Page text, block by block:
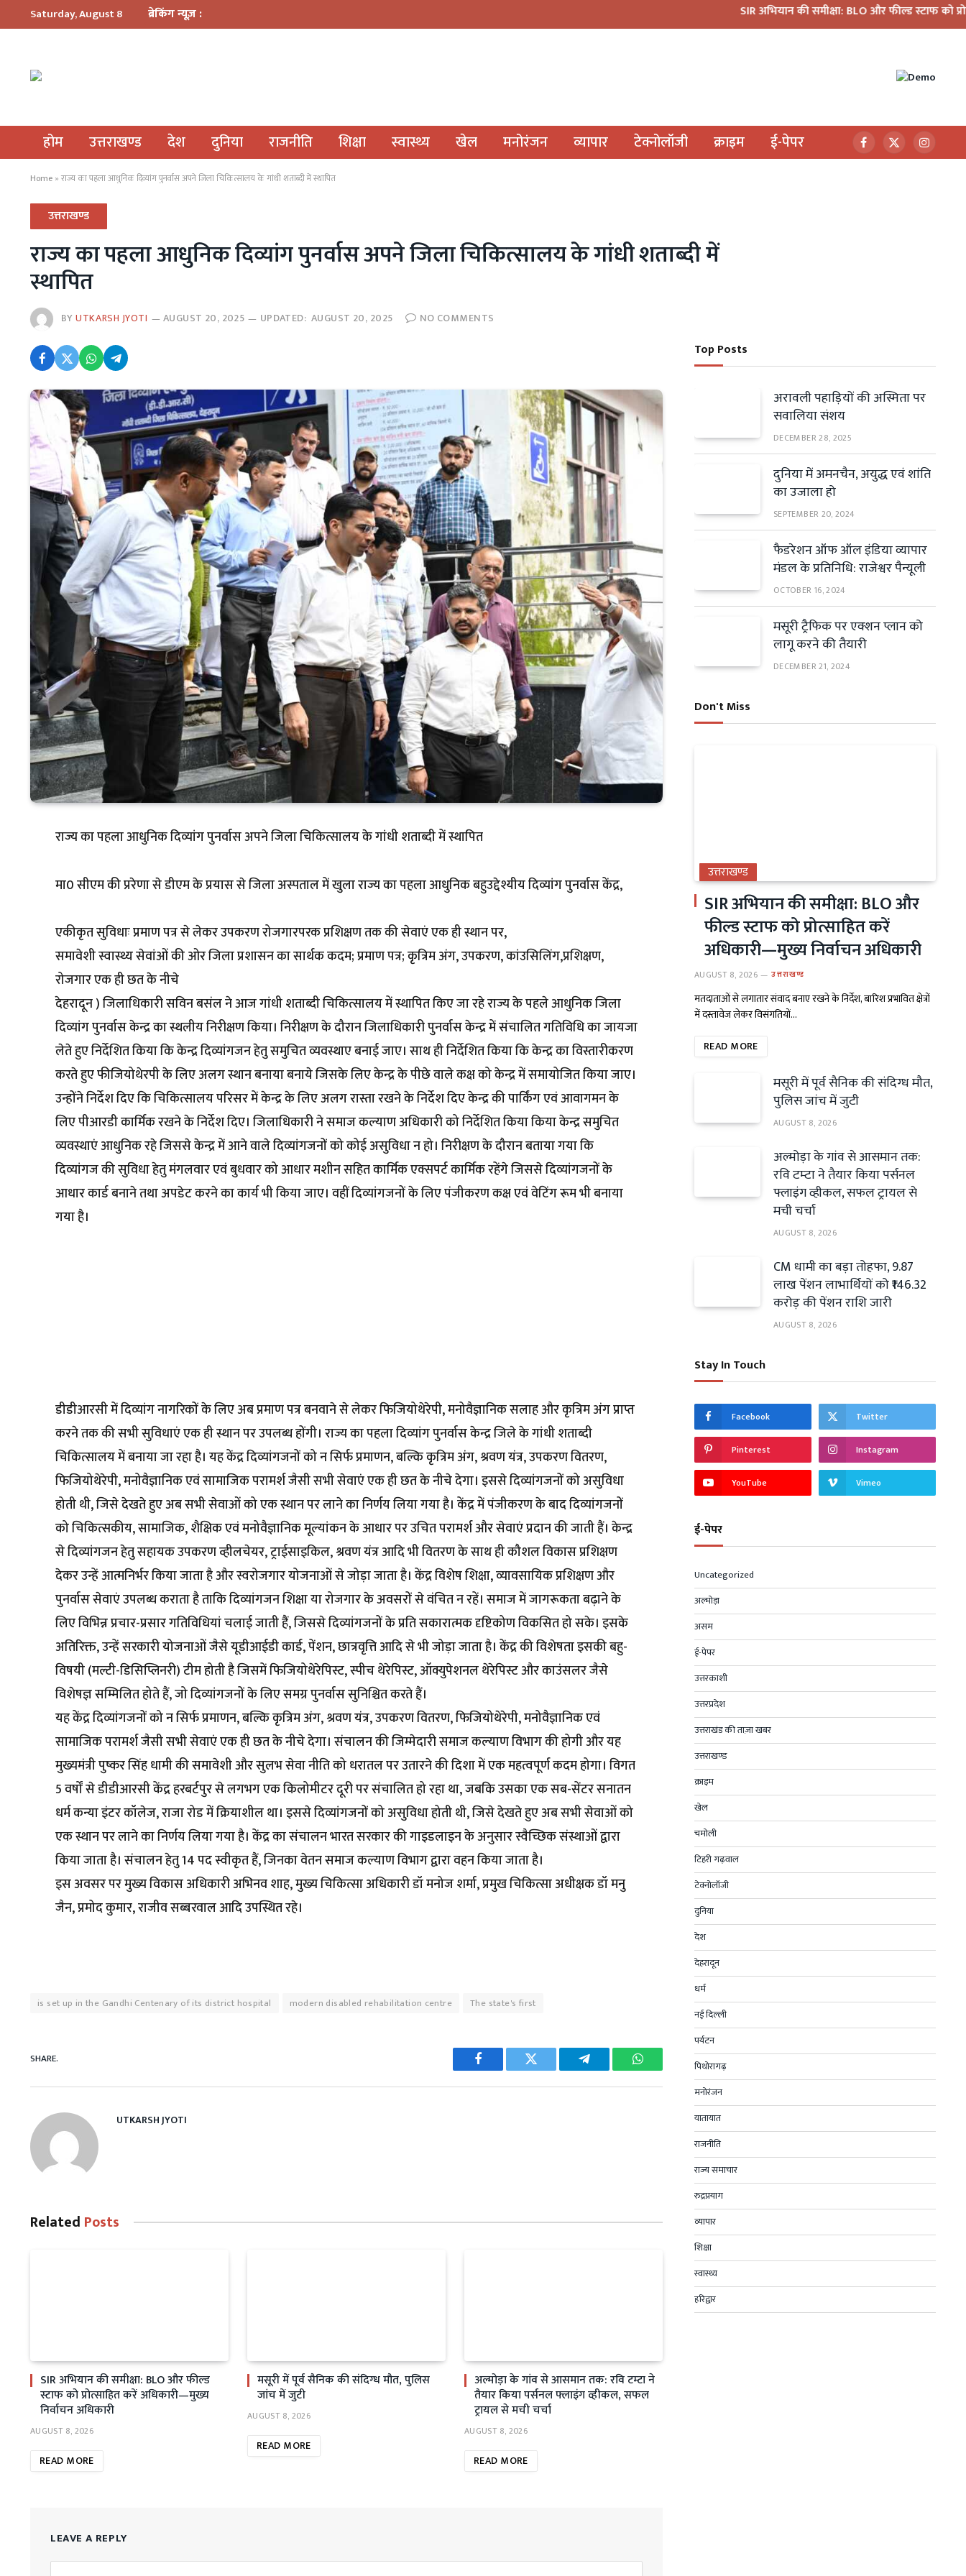
Saturday, August 8 ब्रेकिंग न्यूज़ : SIR अभियान की समीक्षा: BLO और फील्ड स्टाफ को प्रोत्साहित करें
होम उत्तराखण्ड देश दुनिया राजनीति शिक्षा स्वास्थ्य खेल मनोरंजन व्यापार टेक्नोलॉजी क्राइम ई-पेपर Facebook
X
(Twitter)
Home » राज्य का पहला आधुनिक दिव्यांग पुनर्वास अपने जिला चिकित्सालय के गांधी शताब्दी में स्थापित
उत्तराखण्ड
राज्य का पहला आधुनिक दिव्यांग पुनर्वास अपने जिला चिकित्सालय के गांधी शताब्दी में
स्थापित
BYUTKARSH JYOTI AUGUST 20, 2025 UPDATED: AUGUST 20, 2025 NO COMMENTS
राज्य का पहला आधुनिक दिव्यांग पुनर्वास अपने जिला चिकित्सालय के गांधी शताब्दी में स्थापित
मा0 सीएम की प्ररेणा से डीएम के प्रयास से जिला अस्पताल में खुला राज्य का पहला आधुनिक बहुउद्देश्यीय दिव्यांग पुनर्वास केंद्र,
एकीकृत सुविधाः प्रमाण पत्र से लेकर उपकरण रोजगारपरक प्रशिक्षण तक की सेवाएं एक ही स्थान पर,
समावेशी स्वास्थ्य सेवांओं की ओर जिला प्रशासन का सार्थक कदम; प्रमाण पत्र; कृत्रिम अंग, उपकरण, कांउसिलिंग,प्रशिक्षण,
रोजगार एक ही छत के नीचे
देहरादून ) जिलाधिकारी सविन बसंल ने आज गांधी शताब्दी चिकित्सालय में स्थापित किए जा रहे राज्य के पहले आधुनिक जिला
दिव्यांग पुनर्वास केन्द्र का स्थलीय निरीक्षण किया। निरीक्षण के दौरान जिलाधिकारी पुनर्वास केन्द्र में संचालित गतिविधि का जायजा
लेते हुए निर्देशित किया कि केन्द्र दिव्यांगजन हेतु समुचित व्यवस्थाए बनाई जाए। साथ ही निर्देशित किया कि केन्द्र का विस्तारीकरण
करते हुए फीजियोथेरपी के लिए अलग स्थान बनाया बनाये जिसके लिए केन्द्र के पीछे वाले कक्ष को केन्द्र में समायोजित किया जाए।
उन्होंने निर्देश दिए कि चिकित्सालय परिसर में केन्द्र के लिए अलग रास्ता रखने के निर्देश दिए केन्द्र की पार्किंग एवं आवागमन के
लिए पीआरडी कार्मिक रखने के निर्देश दिए। जिलाधिकारी ने समाज कल्याण अधिकारी को निर्देशित किया किया केन्द्र समुचित
व्यवस्थाएं आधुनिक रहे जिससे केन्द्र में आने वाले दिव्यांगजनों को कोई असुविधा न हो। निरीक्षण के दौरान बताया गया कि
दिव्यांगज की सुविधा हेतु मंगलवार एवं बुधवार को आधार मशीन सहित कार्मिक एक्सपर्ट कार्मिक रहेंगे जिससे दिव्यांगजनों के
आधार कार्ड बनाने तथा अपडेट करने का कार्य भी किया जाए। वहीं दिव्यांगजनों के लिए पंजीकरण कक्ष एवं वेटिंग रूम भी बनाया
गया है।
डीडीआरसी में दिव्यांग नागरिकों के लिए अब प्रमाण पत्र बनवाने से लेकर फिजियोथेरेपी, मनोवैज्ञानिक सलाह और कृत्रिम अंग प्राप्त
करने तक की सभी सुविधाएं एक ही स्थान पर उपलब्ध होंगी। राज्य का पहला दिव्यांग पुनर्वास केन्द्र जिले के गांधी शताब्दी
चिकित्सालय में बनाया जा रहा है। यह केंद्र दिव्यांगजनों को न सिर्फ प्रमाणन, बल्कि कृत्रिम अंग, श्रवण यंत्र, उपकरण वितरण,
फिजियोथेरेपी, मनोवैज्ञानिक एवं सामाजिक परामर्श जैसी सभी सेवाएं एक ही छत के नीचे देगा। इससे दिव्यांगजनों को असुविधा
होती थी, जिसे देखते हुए अब सभी सेवाओं को एक स्थान पर लाने का निर्णय लिया गया है। केंद्र में पंजीकरण के बाद दिव्यांगजनों
को चिकित्सकीय, सामाजिक, शैक्षिक एवं मनोवैज्ञानिक मूल्यांकन के आधार पर उचित परामर्श और सेवाएं प्रदान की जाती हैं। केन्द्र
से दिव्यांगजन हेतु सहायक उपकरण व्हीलचेयर, ट्राईसाइकिल, श्रवण यंत्र आदि भी वितरण के साथ ही कौशल विकास प्रशिक्षण
देकर उन्हें आत्मनिर्भर किया जाता है और स्वरोजगार योजनाओं से जोड़ा जाता है। केंद्र विशेष शिक्षा, व्यावसायिक प्रशिक्षण और
पुनर्वास सेवाएं उपलब्ध कराता है ताकि दिव्यांगजन शिक्षा या रोजगार के अवसरों से वंचित न रहें। समाज में जागरूकता बढ़ाने के
लिए विभिन्न प्रचार-प्रसार गतिविधियां चलाई जाती हैं, जिससे दिव्यांगजनों के प्रति सकारात्मक दृष्टिकोण विकसित हो सके। इसके
अतिरिक्त, उन्हें सरकारी योजनाओं जैसे यूडीआईडी कार्ड, पेंशन, छात्रवृत्ति आदि से भी जोड़ा जाता है। केंद्र की विशेषता इसकी बहु-
विषयी (मल्टी-डिसिप्लिनरी) टीम होती है जिसमें फिजियोथेरेपिस्ट, स्पीच थेरेपिस्ट, ऑक्युपेशनल थेरेपिस्ट और काउंसलर जैसे
विशेषज्ञ सम्मिलित होते हैं, जो दिव्यांगजनों के लिए समग्र पुनर्वास सुनिश्चित करते हैं।
यह केंद्र दिव्यांगजनों को न सिर्फ प्रमाणन, बल्कि कृत्रिम अंग, श्रवण यंत्र, उपकरण वितरण, फिजियोथेरेपी, मनोवैज्ञानिक एवं
सामाजिक परामर्श जैसी सभी सेवाएं एक ही छत के नीचे देगा। संचालन की जिम्मेदारी समाज कल्याण विभाग की होगी और यह
मुख्यमंत्री पुष्कर सिंह धामी की समावेशी और सुलभ सेवा नीति को धरातल पर उतारने की दिशा में एक महत्वपूर्ण कदम होगा। विगत
5 वर्षों से डीडीआरसी केंद्र हरबर्टपुर से लगभग एक किलोमीटर दूरी पर संचालित हो रहा था, जबकि उसका एक सब-सेंटर सनातन
धर्म कन्या इंटर कॉलेज, राजा रोड में क्रियाशील था। इससे दिव्यांगजनों को असुविधा होती थी, जिसे देखते हुए अब सभी सेवाओं को
एक स्थान पर लाने का निर्णय लिया गया है। केंद्र का संचालन भारत सरकार की गाइडलाइन के अनुसार स्वैच्छिक संस्थाओं द्वारा
किया जाता है। संचालन हेतु 14 पद स्वीकृत हैं, जिनका वेतन समाज कल्याण विभाग द्वारा वहन किया जाता है।
इस अवसर पर मुख्य विकास अधिकारी अभिनव शाह, मुख्य चिकित्सा अधिकारी डॉ मनोज शर्मा, प्रमुख चिकित्सा अधीक्षक डॉ मनु
जैन, प्रमोद कुमार, राजीव सब्बरवाल आदि उपस्थित रहे।
is set up in the Gandhi Centenary of its district hospital modern disabled rehabilitation centre The state's first
SHARE.
Facebook Twitter Telegram WhatsApp
UTKARSH JYOTI
Related Posts
SIR अभियान की समीक्षा: BLO और फील्ड
स्टाफ को प्रोत्साहित करें अधिकारी—मुख्य
निर्वाचन अधिकारी
AUGUST 8, 2026
READ MORE
मसूरी में पूर्व सैनिक की संदिग्ध मौत, पुलिस
जांच में जुटी
AUGUST 8, 2026
READ MORE
अल्मोड़ा के गांव से आसमान तक: रवि टम्टा ने
तैयार किया पर्सनल फ्लाइंग व्हीकल, सफल
ट्रायल से मची चर्चा
AUGUST 8, 2026
READ MORE
LEAVE A REPLY
Top Posts
अरावली पहाड़ियों की अस्मिता पर
सवालिया संशय
DECEMBER 28, 2025
दुनिया में अमनचैन, अयुद्ध एवं शांति
का उजाला हो
SEPTEMBER 20, 2024
फैडरेशन ऑफ ऑल इंडिया व्यापार
मंडल के प्रतिनिधि: राजेश्वर पैन्यूली
OCTOBER 16, 2024
मसूरी ट्रैफिक पर एक्शन प्लान को
लागू करने की तैयारी
DECEMBER 21, 2024
Don't Miss
उत्तराखण्ड
SIR अभियान की समीक्षा: BLO और
फील्ड स्टाफ को प्रोत्साहित करें
अधिकारी—मुख्य निर्वाचन अधिकारी
AUGUST 8, 2026 उत्तराखण्ड
मतदाताओं से लगातार संवाद बनाए रखने के निर्देश, बारिश प्रभावित क्षेत्रों
में दस्तावेज लेकर विसंगतियों…
READ MORE
मसूरी में पूर्व सैनिक की संदिग्ध मौत,
पुलिस जांच में जुटी
AUGUST 8, 2026
अल्मोड़ा के गांव से आसमान तक:
रवि टम्टा ने तैयार किया पर्सनल
फ्लाइंग व्हीकल, सफल ट्रायल से
मची चर्चा
AUGUST 8, 2026
CM धामी का बड़ा तोहफा, 9.87
लाख पेंशन लाभार्थियों को ₹146.32
करोड़ की पेंशन राशि जारी
AUGUST 8, 2026
Stay In Touch
Facebook Twitter
Pinterest Instagram
YouTube Vimeo
ई-पेपर
Uncategorized
अल्मोड़ा
असम
ई-पेपर
उत्तरकाशी
उत्तरप्रदेश
उत्तराखंड की ताज़ा खबर
उत्तराखण्ड
क्राइम
खेल
चमोली
टिहरी गढ़वाल
टेक्नोलॉजी
दुनिया
देश
देहरादून
धर्म
नई दिल्ली
पर्यटन
पिथोरागढ़
मनोरंजन
यातायात
राजनीति
राज्य समाचार
रुद्रप्रयाग
व्यापार
शिक्षा
स्वास्थ्य
हरिद्वार